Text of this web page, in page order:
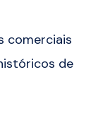
comerciais
de